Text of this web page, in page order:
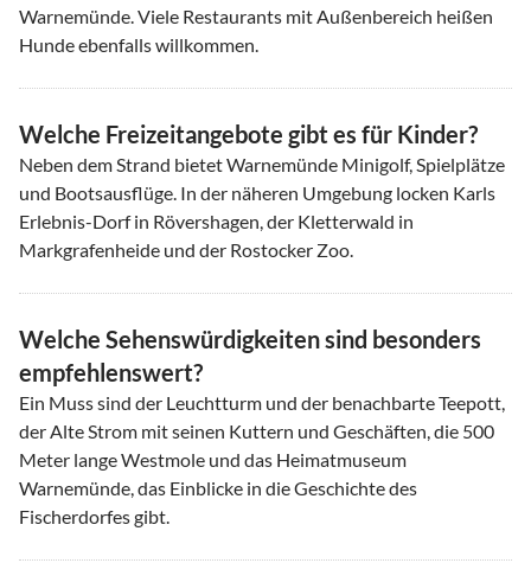
Warnemünde. Viele Restaurants mit Außenbereich heißen
Hunde ebenfalls willkommen.
Welche Freizeitangebote gibt es für Kinder?
Neben dem Strand bietet Warnemünde Minigolf, Spielplätze
und Bootsausflüge. In der näheren Umgebung locken Karls
Erlebnis-Dorf in Rövershagen, der Kletterwald in
Markgrafenheide und der Rostocker Zoo.
Welche Sehenswürdigkeiten sind besonders
empfehlenswert?
Ein Muss sind der Leuchtturm und der benachbarte Teepott,
der Alte Strom mit seinen Kuttern und Geschäften, die 500
Meter lange Westmole und das Heimatmuseum
Warnemünde, das Einblicke in die Geschichte des
Fischerdorfes gibt.